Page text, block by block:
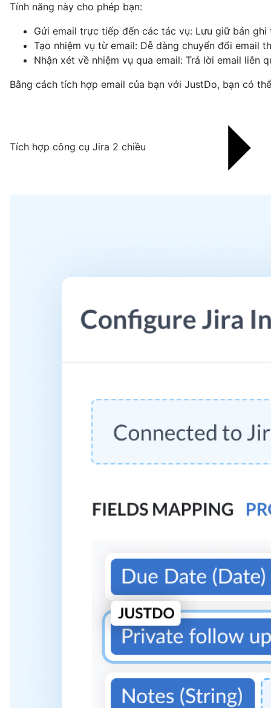
Tính năng này cho phép bạn:
Gửi email trực tiếp đến các tác vụ: Lưu giữ bản
Tạo nhiệm vụ từ email: Dễ dàng chuyển đổi email
Nhận xét về nhiệm vụ qua email: Trả lời email
Bằng cách tích hợp email của bạn với JustDo, bạn có
Tích hợp công cụ Jira 2 chiều